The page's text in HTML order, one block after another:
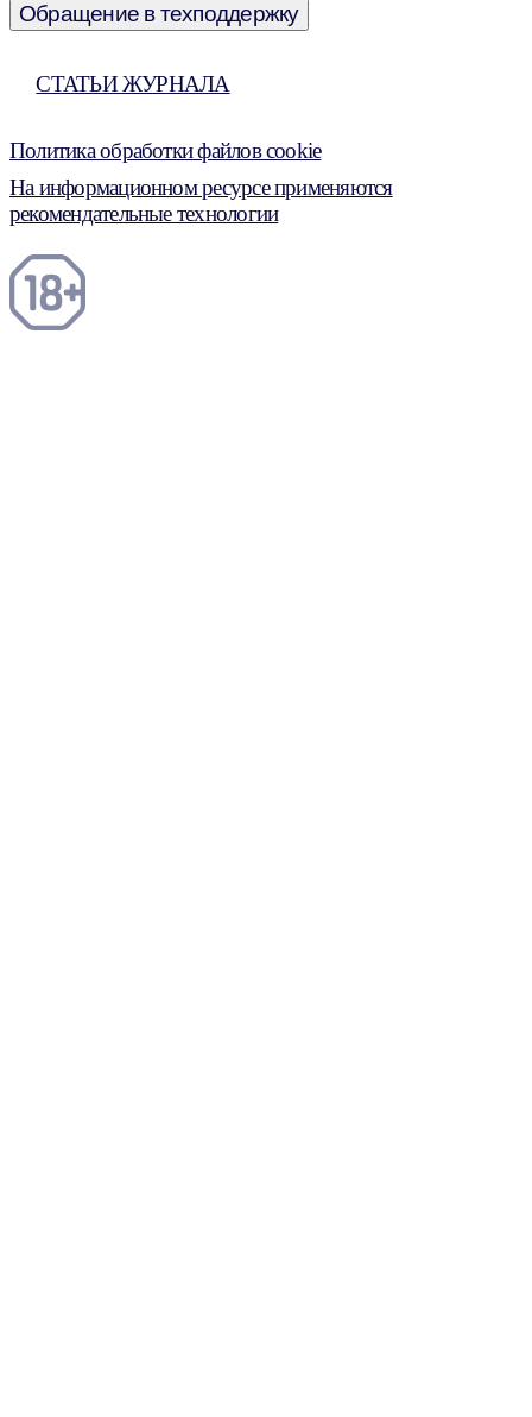
Обращение в техподдержку
СТАТЬИ ЖУРНАЛА
Политика обработки файлов cookie
На информационном ресурсе применяются
рекомендательные технологии